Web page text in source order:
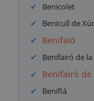
Benicolet
Benicull de
Benifaió
Benifairó de
Benifairó de
Beniflá